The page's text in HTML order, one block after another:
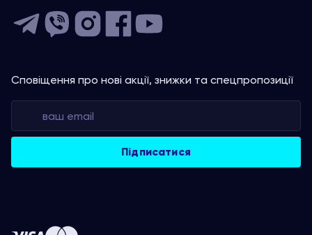
Сповіщення про нові акції, знижки та спецпропозиції